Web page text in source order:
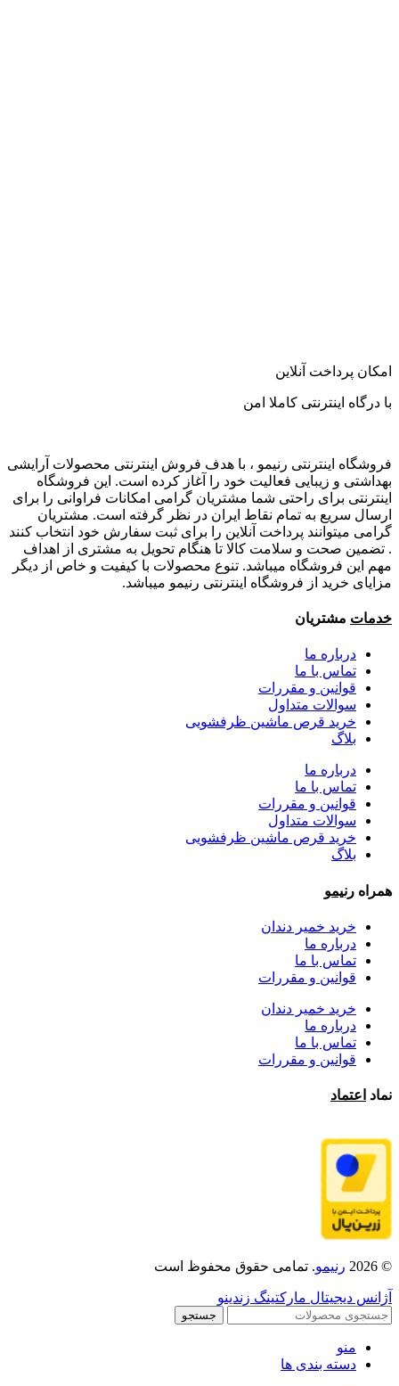
امکان پرداخت آنلاین
با درگاه اینترنتی کاملا امن
فروشگاه اینترنتی رنیمو ، با هدف فروش اینترنتی محصولات آرایشی
بهداشتی و زیبایی فعالیت خود را آغاز کرده است. این فروشگاه
اینترنتی برای راحتی شما مشتریان گرامی امکانات فراوانی را برای
ارسال سریع به تمام نقاط ایران در نظر گرفته است. مشتریان
گرامی میتوانند پرداخت آنلاین را برای ثبت سفارش خود انتخاب کنند
. تضمین صحت و سلامت کالا تا هنگام تحویل به مشتری از اهداف
مهم این فروشگاه میباشد. تنوع محصولات با کیفیت و خاص از دیگر
مزایای خرید از فروشگاه اینترنتی رنیمو میباشد.
خدمات مشتریان
درباره ما
تماس با ما
قوانین و مقررات
سوالات متداول
خرید قرص ماشین ظرفشویی
بلاگ
درباره ما
تماس با ما
قوانین و مقررات
سوالات متداول
خرید قرص ماشین ظرفشویی
بلاگ
همراه رنیمو
خرید خمیر دندان
درباره ما
تماس با ما
قوانین و مقررات
خرید خمیر دندان
درباره ما
تماس با ما
قوانین و مقررات
نماد اعتماد
© 2026 رنیمو. تمامی حقوق محفوظ است
آژانس دیجیتال مارکتینگ زندینو
جستجو
منو
دسته بندی ها